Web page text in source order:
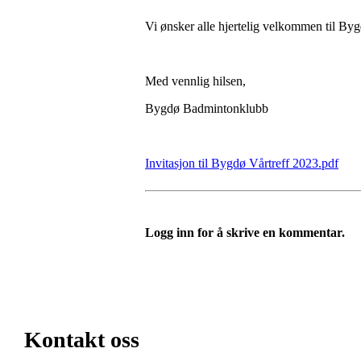
Vi ønsker alle hjertelig velkommen til
Med vennlig hilsen,
Bygdø Badmintonklubb
Invitasjon til Bygdø Vårtreff 2023.pdf
Logg inn for å skrive en kommentar.
Kontakt oss